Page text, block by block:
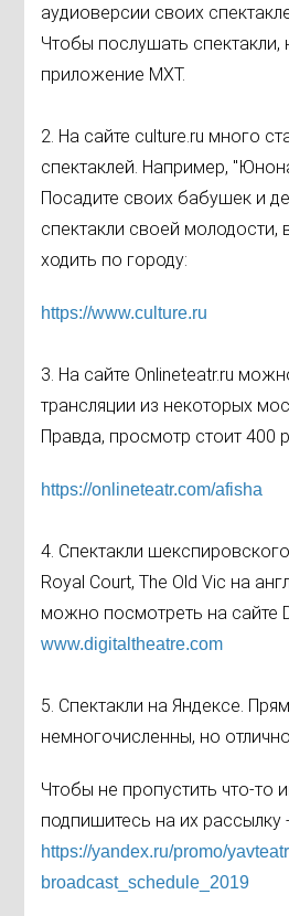
аудиоверсии своих
Чтобы послушать спектакли,
приложение МХТ.
2. На сайте culture.ru много
спектаклей. Например,
Посадите своих бабушек и
спектакли своей молодости,
ходить по городу:
https://www.culture.ru
3. На сайте Onlineteatr.ru
трансляции из некоторых
Правда, просмотр стоит 400
https://onlineteatr.com/afisha
4. Спектакли
Royal Court, The Old Vic на
можно посмотреть на сайте
www.digitaltheatre.com
5. Спектакли на Яндексе.
немногочисленны, но
Чтобы не пропустить что-то
подпишитесь на их рассылку
https://yandex.ru/promo/
broadcast_schedule_2019